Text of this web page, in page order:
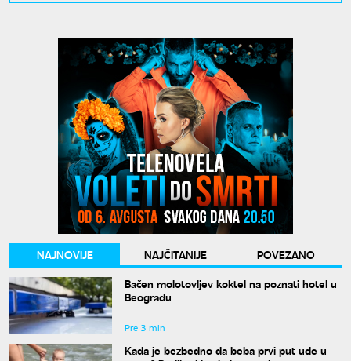
NAJNOVIJE NAJČITANIJE
POVEZANO
Bačen molotovljev koktel na poznati hotel u
Beogradu
Pre 3 min
Kada je bezbedno da beba prvi put uđe u